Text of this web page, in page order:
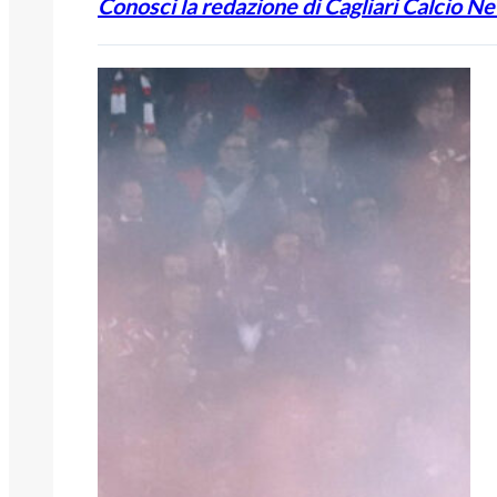
Conosci la redazione di Cagliari Calcio